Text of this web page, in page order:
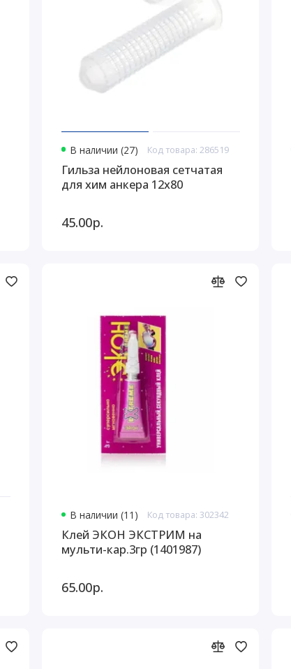
В наличии (27) Код товара: 286519
Гильза нейлоновая сетчатая
для хим анкера 12х80
45.00р.
В наличии (11) Код товара: 302342
Клей ЭКОН ЭКСТРИМ на
мульти-кар.3гр (1401987)
65.00р.